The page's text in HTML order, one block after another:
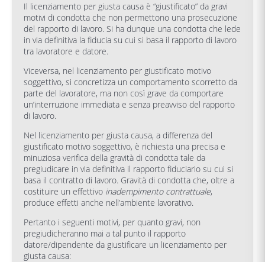
Il licenziamento per giusta causa è “giustificato” da gravi
motivi di condotta che non permettono una prosecuzione
del rapporto di lavoro. Si ha dunque una condotta che lede
in via definitiva la fiducia su cui si basa il rapporto di lavoro
tra lavoratore e datore.
Viceversa, nel licenziamento per giustificato motivo
soggettivo, si concretizza un comportamento scorretto da
parte del lavoratore, ma non così grave da comportare
un’interruzione immediata e senza preavviso del rapporto
di lavoro.
Nel licenziamento per giusta causa, a differenza del
giustificato motivo soggettivo, è richiesta una precisa e
minuziosa verifica della gravità di condotta tale da
pregiudicare in via definitiva il rapporto fiduciario su cui si
basa il contratto di lavoro. Gravità di condotta che, oltre a
costituire un effettivo inadempimento contrattuale,
produce effetti anche nell’ambiente lavorativo.
Pertanto i seguenti motivi, per quanto gravi, non
pregiudicheranno mai a tal punto il rapporto
datore/dipendente da giustificare un licenziamento per
giusta causa: